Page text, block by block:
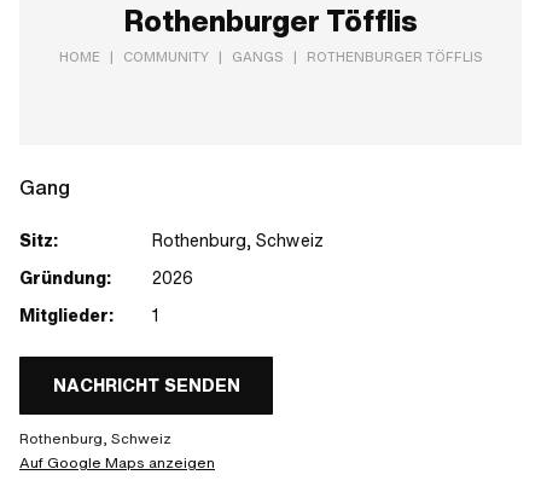
Rothenburger Töfflis
HOME | COMMUNITY | GANGS | ROTHENBURGER TÖFFLIS
Gang
Sitz:
Rothenburg, Schweiz
Gründung:
2026
Mitglieder:
1
NACHRICHT SENDEN
Rothenburg, Schweiz
Auf Google Maps anzeigen